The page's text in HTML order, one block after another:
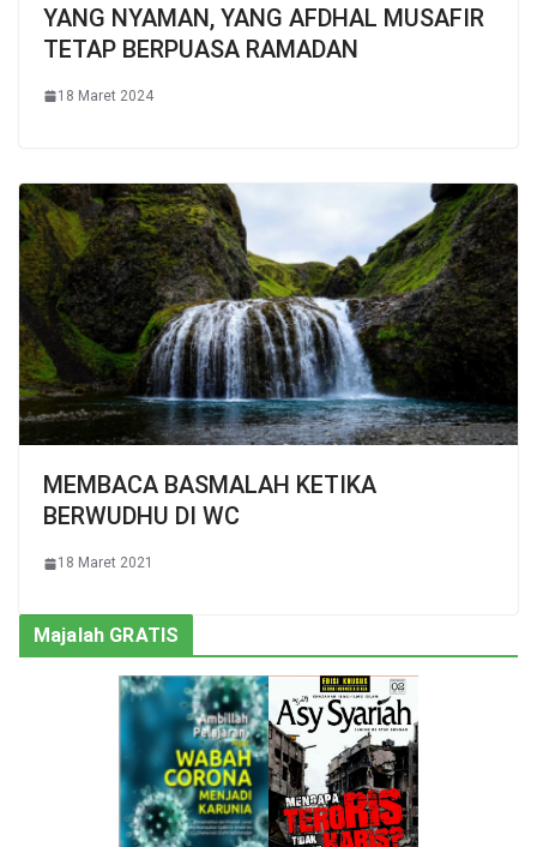
YANG NYAMAN, YANG AFDHAL MUSAFIR
TETAP BERPUASA RAMADAN
18 Maret 2024
MEMBACA BASMALAH KETIKA
BERWUDHU DI WC
18 Maret 2021
Majalah GRATIS